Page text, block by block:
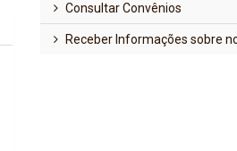
Consultar Convênios
Receber Informações sobre